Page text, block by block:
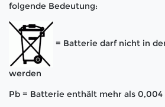
folgende Bedeutung:
= Batterie darf nicht in
werden
Pb = Batterie enthält mehr als